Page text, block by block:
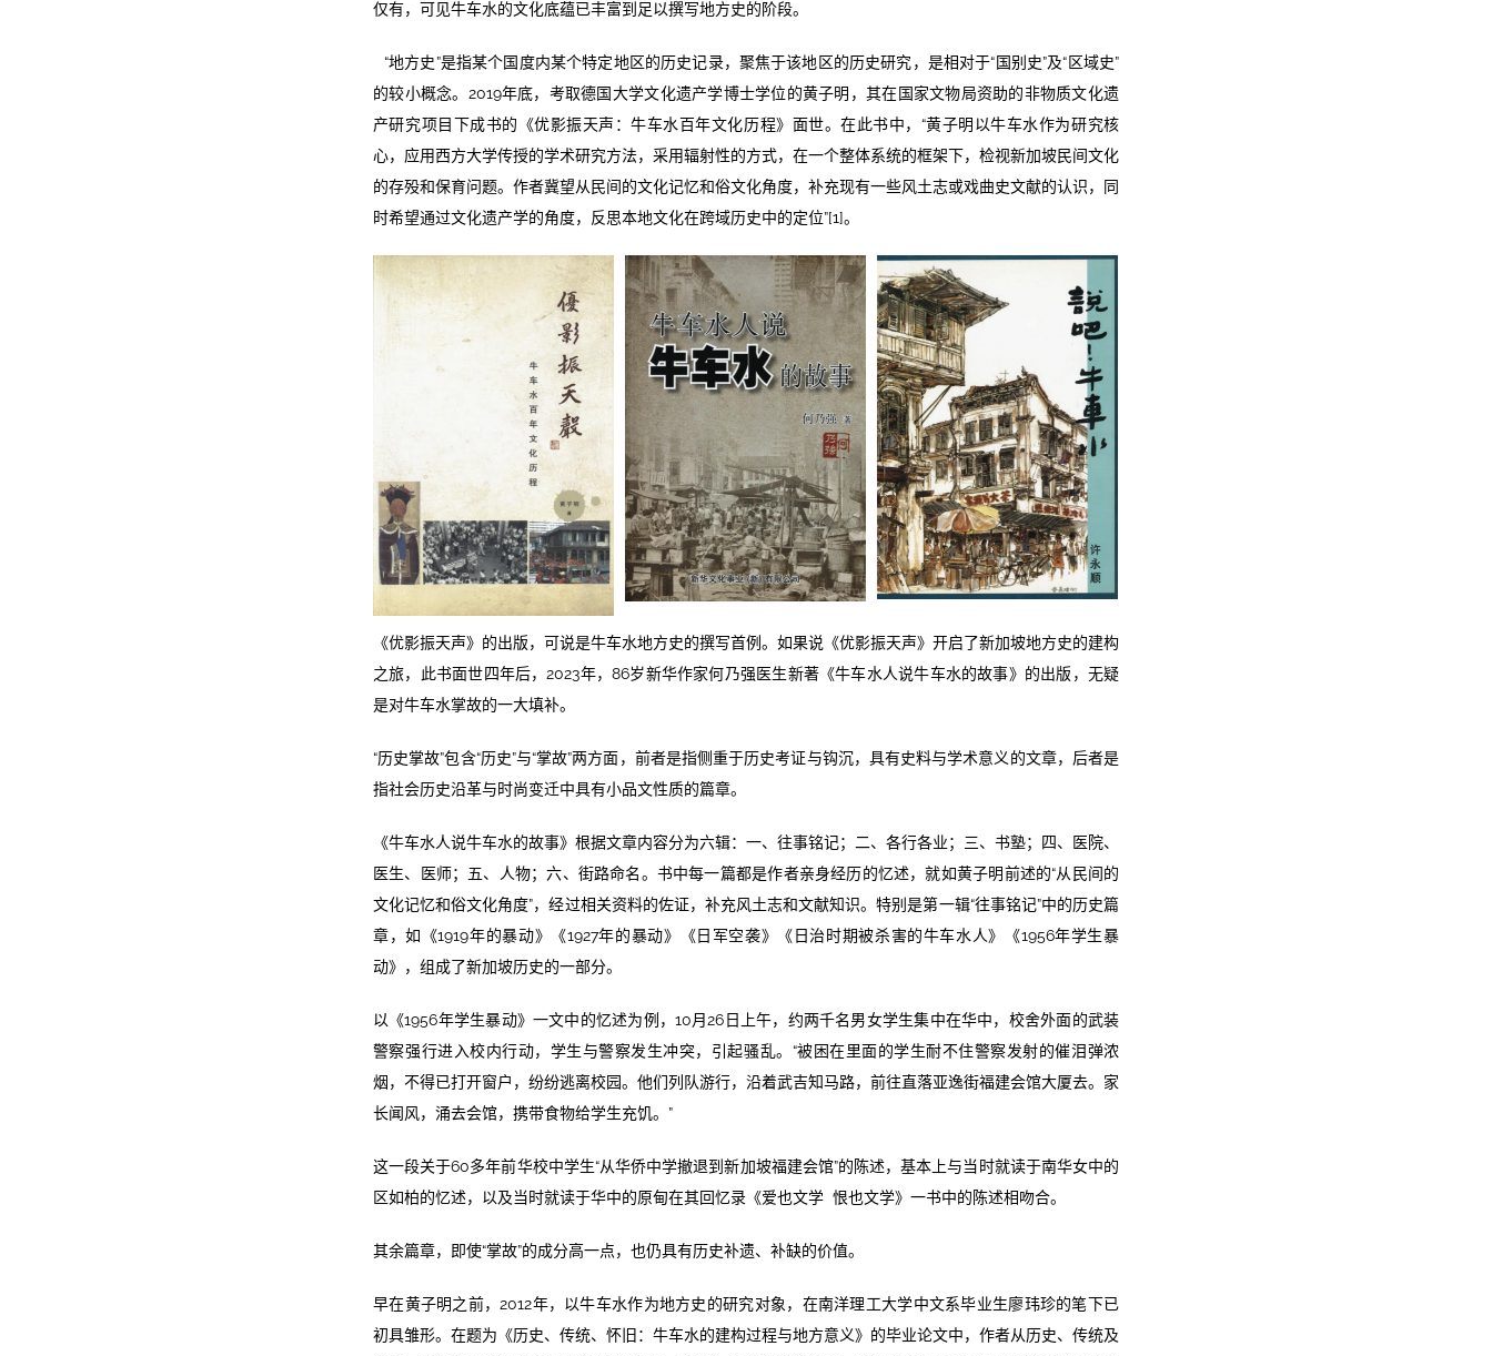
仅有，可见牛车水的文化底蕴已丰富到足以撰写地方史的阶段。
“地方史”是指某个国度内某个特定地区的历史记录，聚焦于该地区的历史研究，是相对于“国别史”及“区域史”
的较小概念。2019年底，考取德国大学文化遗产学博士学位的黄子明，其在国家文物局资助的非物质文化遗
产研究项目下成书的《优影振天声：牛车水百年文化历程》面世。在此书中，“黄子明以牛车水作为研究核
心，应用西方大学传授的学术研究方法，采用辐射性的方式，在一个整体系统的框架下，检视新加坡民间文化
的存殁和保育问题。作者冀望从民间的文化记忆和俗文化角度，补充现有一些风土志或戏曲史文献的认识，同
时希望通过文化遗产学的角度，反思本地文化在跨域历史中的定位”[1]。
《优影振天声》的出版，可说是牛车水地方史的撰写首例。如果说《优影振天声》开启了新加坡地方史的建构
之旅，此书面世四年后，2023年，86岁新华作家何乃强医生新著《牛车水人说牛车水的故事》的出版，无疑
是对牛车水掌故的一大填补。
“历史掌故”包含“历史”与“掌故”两方面，前者是指侧重于历史考证与钩沉，具有史料与学术意义的文章，后者是
指社会历史沿革与时尚变迁中具有小品文性质的篇章。
《牛车水人说牛车水的故事》根据文章内容分为六辑：一、往事铭记；二、各行各业；三、书塾；四、医院、
医生、医师；五、人物；六、街路命名。书中每一篇都是作者亲身经历的忆述，就如黄子明前述的“从民间的
文化记忆和俗文化角度”，经过相关资料的佐证，补充风土志和文献知识。特别是第一辑“往事铭记”中的历史篇
章，如《1919年的暴动》《1927年的暴动》《日军空袭》《日治时期被杀害的牛车水人》《1956年学生暴
动》，组成了新加坡历史的一部分。
以《1956年学生暴动》一文中的忆述为例，10月26日上午，约两千名男女学生集中在华中，校舍外面的武装
警察强行进入校内行动，学生与警察发生冲突，引起骚乱。“被困在里面的学生耐不住警察发射的催泪弹浓
烟，不得已打开窗户，纷纷逃离校园。他们列队游行，沿着武吉知马路，前往直落亚逸街福建会馆大厦去。家
长闻风，涌去会馆，携带食物给学生充饥。”
这一段关于60多年前华校中学生“从华侨中学撤退到新加坡福建会馆”的陈述，基本上与当时就读于南华女中的
区如柏的忆述，以及当时就读于华中的原甸在其回忆录《爱也文学 恨也文学》一书中的陈述相吻合。
其余篇章，即使“掌故”的成分高一点，也仍具有历史补遗、补缺的价值。
早在黄子明之前，2012年，以牛车水作为地方史的研究对象，在南洋理工大学中文系毕业生廖玮珍的笔下已
初具雏形。在题为《历史、传统、怀旧：牛车水的建构过程与地方意义》的毕业论文中，作者从历史、传统及